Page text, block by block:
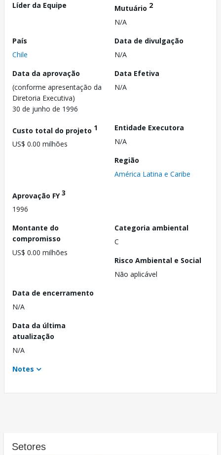
Líder da Equipe
Mutuário 2
N/A
País
Chile
Data de divulgação
N/A
Data da aprovação
(conforme apresentação da
Diretoria Executiva)
30 de junho de 1996
Data Efetiva
N/A
Custo total do projeto 1
US$ 0.00 milhões
Entidade Executora
N/A
Região
América Latina e Caribe
Aprovação FY3
1996
Montante do
compromisso
US$ 0.00 milhões
Categoria ambiental
C
Risco Ambiental e Social
Não aplicável
Data de encerramento
N/A
Data da última
atualização
N/A
Notes
Setores